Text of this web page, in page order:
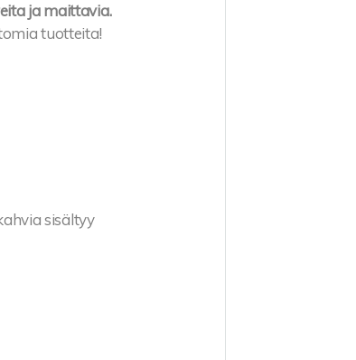
ja maittavia.
tuotteita!
sisältyy